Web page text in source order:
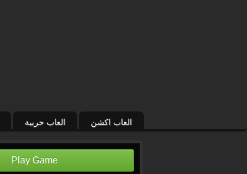
العاب اكشن العاب حربية
Play Game